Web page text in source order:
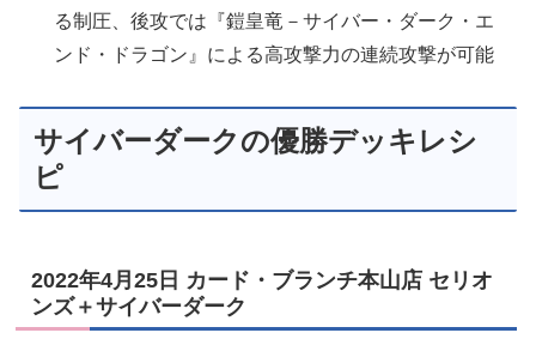
る制圧、後攻では『鎧皇竜－サイバー・ダーク・エ
ンド・ドラゴン』による高攻撃力の連続攻撃が可能
サイバーダークの優勝デッキレシ
ピ
2022年4月25日 カード・ブランチ本山店 セリオ
ンズ＋サイバーダーク